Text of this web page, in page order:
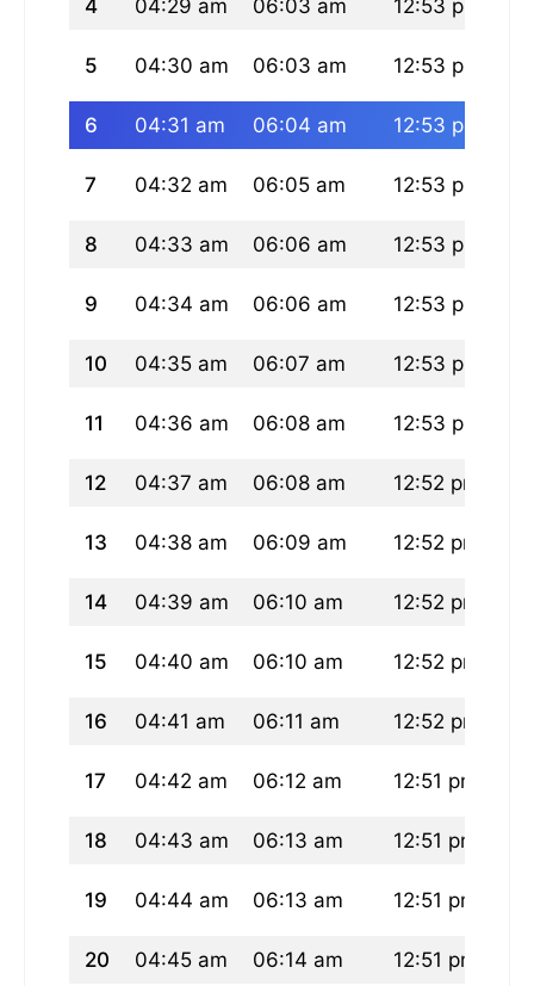
4 04:29 am 06:03 am 12:53 pm
5 04:30 am 06:03 am 12:53 pm
6 04:31 am 06:04 am 12:53 pm
7 04:32 am 06:05 am 12:53 pm
8 04:33 am 06:06 am 12:53 pm
9 04:34 am 06:06 am 12:53 pm
10 04:35 am 06:07 am 12:53 pm
11 04:36 am 06:08 am 12:53 pm
12 04:37 am 06:08 am 12:52 pm
13 04:38 am 06:09 am 12:52 pm
14 04:39 am 06:10 am 12:52 pm
15 04:40 am 06:10 am 12:52 pm
16 04:41 am 06:11 am 12:52 pm
17 04:42 am 06:12 am 12:51 pm
18 04:43 am 06:13 am 12:51 pm
19 04:44 am 06:13 am 12:51 pm
20 04:45 am 06:14 am 12:51 pm